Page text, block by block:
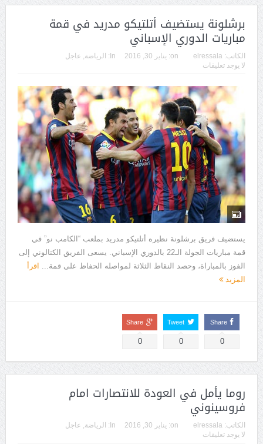
برشلونة يستضيف أتلتيكو مدريد في قمة
مباريات الدوري الإسباني
الكاتب: elressala
on: يناير 30, 2016 In: الرياضة, عاجل
لا يوجد تعليقات
يستضيف فريق برشلونة نظيره أتلتيكو مدريد بملعب “الكامب نو” في
قمة مباريات الجولة الـ22 بالدوري الإسباني. يسعى الفريق الكتالوني إلى
الفوز بالمباراة، وحصد النقاط الثلاثة لمواصله الحفاظ على قمة...
اقرأ
المزيد
Share
0
Tweet
0
Share
0
روما يأمل في العودة للانتصارات امام
فروسينوني
الكاتب: elressala
on: يناير 30, 2016 In: الرياضة, عاجل
لا يوجد تعليقات